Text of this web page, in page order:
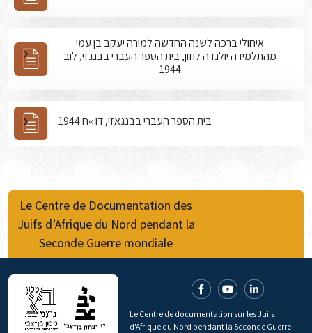
איחולי ברכה לשנה החדשה למורה יעקב בן עמי
מהתלמידה יולנדה לוזון, בית הספר העברי בבנגזי, לוב
1944
בית הספר העברי בבנגאזי, דו »ח 1944
Le Centre de Documentation des
Juifs d’Afrique du Nord pendant la
Seconde Guerre mondiale
Le Centre de documentation sur les Juifs
d'Afrique du Nord pendant la Seconde Guerre